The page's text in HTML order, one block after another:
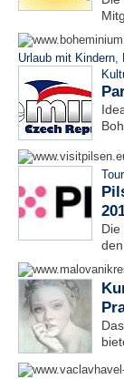
Urlaub mit Kindern,
Die